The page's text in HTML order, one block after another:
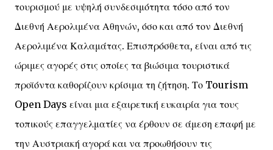
τουρισμού με υψηλή συνδεσιμότητα τόσο από τον
Διεθνή Αερολιμένα Αθηνών, όσο και από τον Διεθνή
Αερολιμένα Καλαμάτας. Επισπρόσθετα, είναι από τις
ώριμες αγορές στις οποίες τα βιώσιμα τουριστικά
προϊόντα καθορίζουν κρίσιμα τη ζήτηση. Το Tourism
Open Days είναι μια εξαιρετική ευκαιρία για τους
τοπικούς επαγγελματίες να έρθουν σε άμεση επαφή με
την Αυστριακή αγορά και να προωθήσουν τις